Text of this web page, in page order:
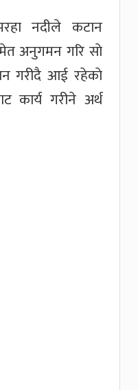
नदीले कटान
अनुगमन गरि साे
गरीदै आई रहेकाे
कार्य गरीने अर्थ